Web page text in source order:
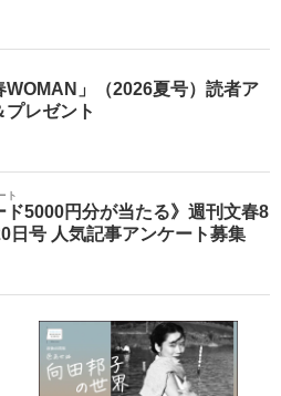
WOMAN」（2026夏号）読者ア
プレゼント
ト
ド5000円分が当たる》週刊文春8
日号 人気記事アンケート募集